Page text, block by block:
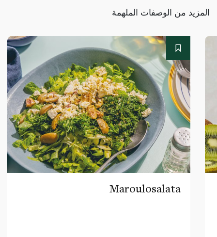
المزيد من الوصفات الملهمة
Maroulosalata